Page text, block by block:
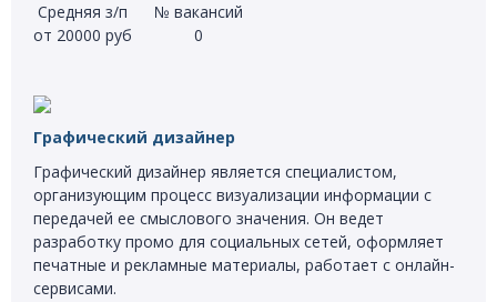
Средняя з/п
от 20000 руб
№ вакансий
0
Графический дизайнер
Графический дизайнер является специалистом,
организующим процесс визуализации информации с
передачей ее смыслового значения. Он ведет
разработку промо для социальных сетей, оформляет
печатные и рекламные материалы, работает с онлайн-
сервисами.